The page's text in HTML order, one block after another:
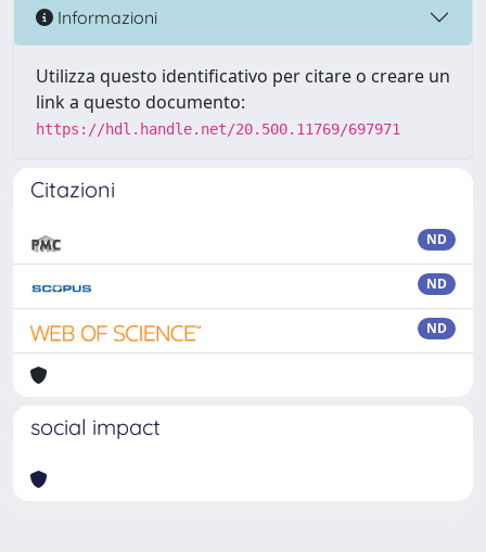
Informazioni
Utilizza questo identificativo per citare o creare un
link a questo documento:
https://hdl.handle.net/20.500.11769/697971
Citazioni
ND
ND
ND
social impact